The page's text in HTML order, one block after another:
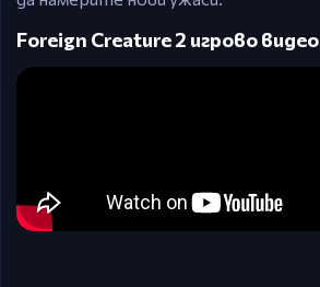
Foreign Creature 2 игрово видео